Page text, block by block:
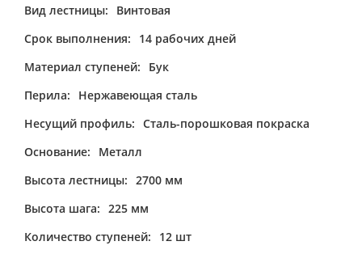
Вид лестницы:
Винтовая
Срок выполнения:
14 рабочих дней
Материал ступеней:
Бук
Перила:
Нержавеющая сталь
Несущий профиль: Сталь-порошковая покраска
Основание:
Металл
Высота лестницы: 2700 мм
Высота шага: 225 мм
Количество ступеней:
12 шт